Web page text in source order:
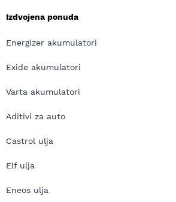
Izdvojena ponuda
Energizer akumulatori
Exide akumulatori
Varta akumulatori
Aditivi za auto
Castrol ulja
Elf ulja
Eneos ulja